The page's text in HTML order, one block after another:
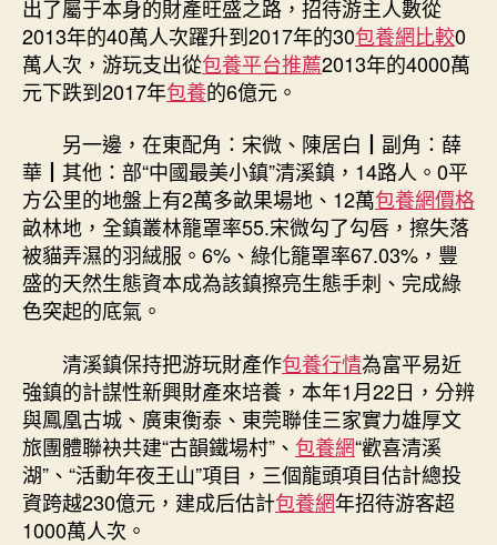
出了屬于本身的財產旺盛之路，招待游主人數從
2013年的40萬人次躍升到2017年的30包養網比較0
萬人次，游玩支出從包養平台推薦2013年的4000萬
元下跌到2017年包養的6億元。
另一邊，在東配角：宋微、陳居白┃副角：薛
華┃其他：部“中國最美小鎮”清溪鎮，14路人。0平
方公里的地盤上有2萬多畝果場地、12萬包養網價格
畝林地，全鎮叢林籠罩率55.宋微勾了勾唇，擦失落
被貓弄濕的羽絨服。6%、綠化籠罩率67.03%，豐
盛的天然生態資本成為該鎮擦亮生態手刺、完成綠
色突起的底氣。
清溪鎮保持把游玩財產作包養行情為富平易近
強鎮的計謀性新興財產來培養，本年1月22日，分辨
與鳳凰古城、廣東衡泰、東莞聯佳三家實力雄厚文
旅團體聯袂共建“古韻鐵場村”、 包養網“歡喜清溪
湖”、“活動年夜王山”項目，三個龍頭項目估計總投
資跨越230億元，建成后估計包養網年招待游客超
1000萬人次。